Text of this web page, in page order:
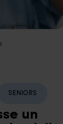
SENIORS
un